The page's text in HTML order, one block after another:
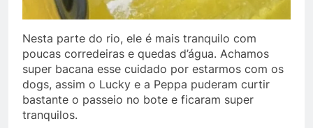
Nesta parte do rio, ele é mais tranquilo com
poucas corredeiras e quedas d’água. Achamos
super bacana esse cuidado por estarmos com os
dogs, assim o Lucky e a Peppa puderam curtir
bastante o passeio no bote e ficaram super
tranquilos.